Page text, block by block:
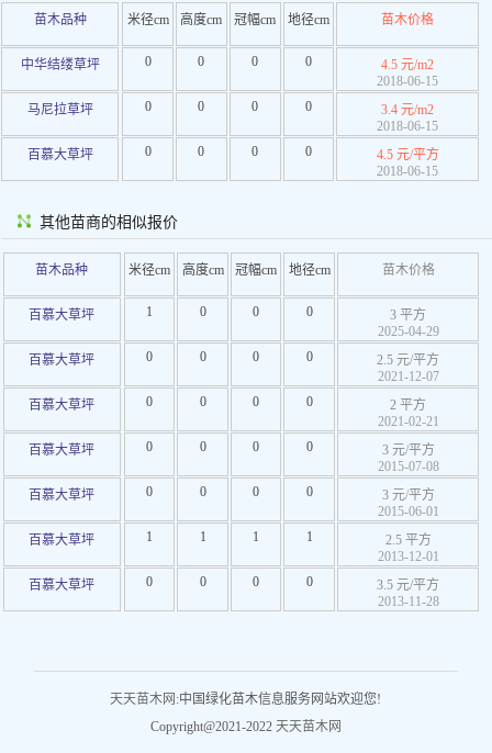
苗木品种 米径cm 高度cm 冠幅cm 地径cm 苗木价格
中华结缕草坪 0 0 0 0
4.5 元/m2
2018-06-15
马尼拉草坪
0 0 0 0
3.4 元/m2
2018-06-15
百慕大草坪
0 0 0 0
4.5 元/平方
2018-06-15
其他苗商的相似报价
苗木品种 米径cm 高度cm 冠幅cm 地径cm 苗木价格
百慕大草坪 1 0 0 0
3 平方
2025-04-29
百慕大草坪
0 0 0 0
2.5 元/平方
2021-12-07
百慕大草坪
0 0 0 0
2 平方
2021-02-21
百慕大草坪
0 0 0 0
3 元/平方
2015-07-08
百慕大草坪
0 0 0 0
3 元/平方
2015-06-01
百慕大草坪
1 1 1 1
2.5 平方
2013-12-01
百慕大草坪
0 0 0 0
3.5 元/平方
2013-11-28
天天苗木网 :中国绿化苗木信息服务网站欢迎您!
Copyright@2021-2022 天天苗木网